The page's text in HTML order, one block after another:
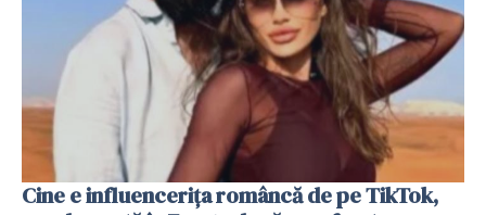
Cine e influencerița româncă de pe TikTok,